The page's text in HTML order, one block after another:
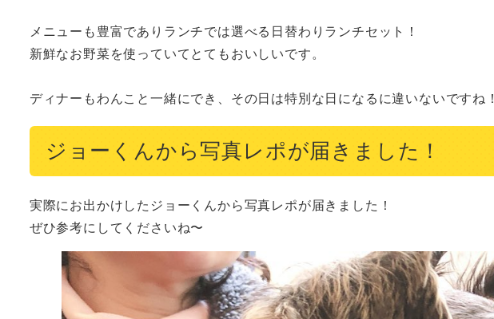
メニューも豊富でありランチでは選べる日替わりランチセット！
新鮮なお野菜を使っていてとてもおいしいです。
ディナーもわんこと一緒にでき、その日は特別な日になるに違いないですね！
ジョーくんから写真レポが届きました！
実際にお出かけしたジョーくんから写真レポが届きました！
ぜひ参考にしてくださいね〜